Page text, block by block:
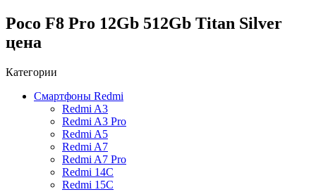
Poco F8 Pro 12Gb 512Gb Titan Silver
цена
Категории
Смартфоны Redmi
Redmi A3
Redmi A3 Pro
Redmi A5
Redmi A7
Redmi A7 Pro
Redmi 14C
Redmi 15C